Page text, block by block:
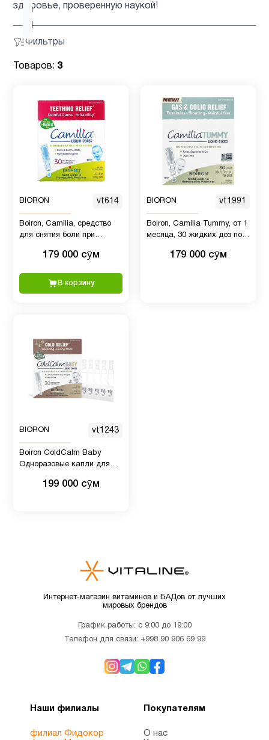
здоровье, проверенную наукой!
Фильтры
полостью
рта
1
Товаров: 3
BIORON vt614
Boiron, Camilia, средство
для снятия боли при
младенцев от 1 месяца, 30
179 000 сӯм
В корзину
BIORON vt1991
Boiron, Camilia Tummy, от 1
месяца, 30 жидких доз по 1
179 000 сӯм
BIORON vt1243
Boiron ColdCalm Baby
Одноразовые капли для
простуды, таких как
199 000 сӯм
Интернет-магазин витаминов и БАДов от лучших
мировых брендов
График работы: с 9:00 до 19:00
Телефон для связи: +998 90 906 69 99
Наши филиалы
филиал Фидокор
Покупателям
О нас